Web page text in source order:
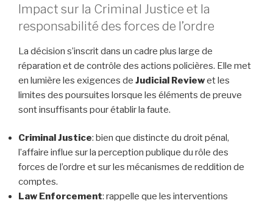
Impact sur la Criminal Justice et la
responsabilité des forces de l’ordre
La décision s’inscrit dans un cadre plus large de
réparation et de contrôle des actions policières. Elle met
en lumière les exigences de Judicial Reviewet les
limites des poursuites lorsque les éléments de preuve
sont insuffisants pour établir la faute.
Criminal Justice: bien que distincte du droit pénal,
l’affaire influe sur la perception publique du rôle des
forces de l’ordre et sur les mécanismes de reddition de
comptes.
Law Enforcement: rappelle que les interventions